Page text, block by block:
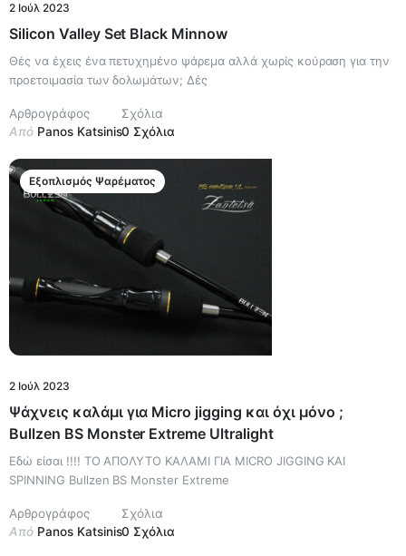
2 Ιούλ 2023
Silicon Valley Set Black Minnow
Θές να έχεις ένα πετυχημένο ψάρεμα αλλά χωρίς κούραση για την
προετοιμασία των δολωμάτων; Δές
Αρθρογράφος
Από Panos Katsinis
Σχόλια
0 Σχόλια
Εξοπλισμός Ψαρέματος
2 Ιούλ 2023
Ψάχνεις καλάμι για Micro jigging και όχι μόνο ;
Bullzen BS Monster Extreme Ultralight
Εδώ είσαι !!!! ΤΟ ΑΠΟΛΥΤΟ ΚΑΛΑΜΙ ΓΙΑ MICRO JIGGING KAI
SPINNING Bullzen BS Monster Extreme
Αρθρογράφος
Από Panos Katsinis
Σχόλια
0 Σχόλια